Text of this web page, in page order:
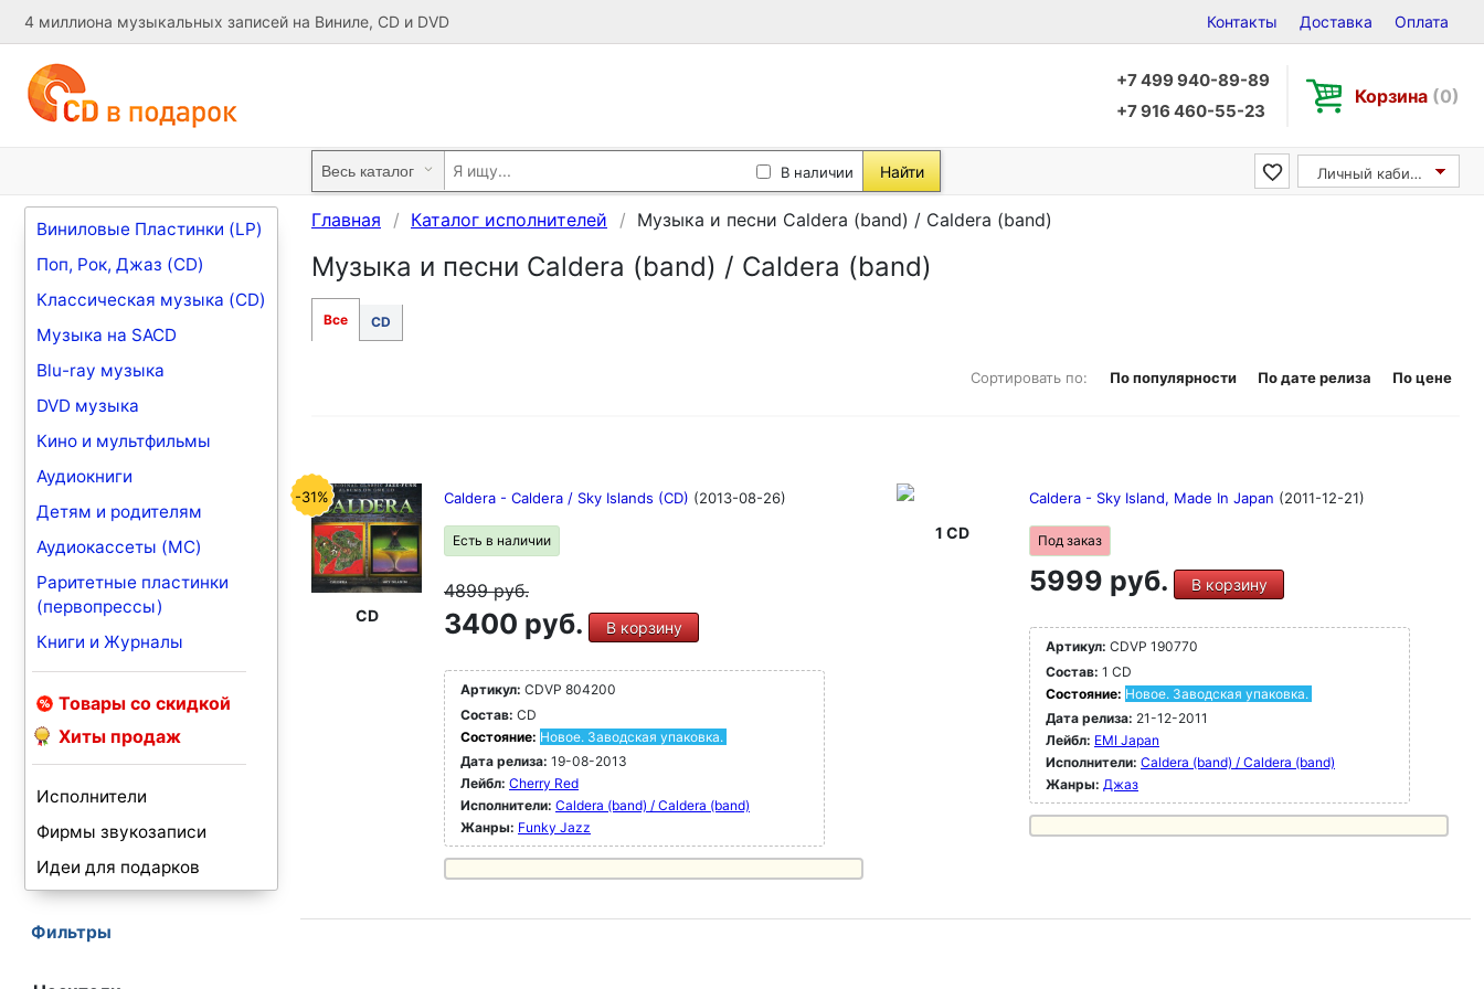
4 миллиона музыкальных записей на Виниле, CD и DVD Контакты Доставка Оплата
+7 499 940-89-89
+7 916 460-55-23
Корзина (0)
В наличии Найти Личный кабинет
Виниловые Пластинки (LP)
Поп, Рок, Джаз (CD)
Классическая музыка (CD)
Музыка на SACD
Blu-ray музыка
DVD музыка
Кино и мультфильмы
Аудиокниги
Детям и родителям
Аудиокассеты (MC)
Раритетные пластинки
(первопрессы)
Книги и Журналы
Товары со скидкой
Хиты продаж
Исполнители
Фирмы звукозаписи
Идеи для подарков
Фильтры
Главная Каталог исполнителей Музыка и песни Caldera (band) / Caldera (band)
Музыка и песни Caldera (band) / Caldera (band)
Все CD
Сортировать по: По популярности По дате релиза По цене
-31%
CD
Caldera - Caldera / Sky Islands (CD) (2013-08-26)
Есть в наличии
4899руб.
3400 руб. В корзину
Артикул: CDVP 804200
Состав: CD
Состояние: Новое. Заводская упаковка.
Дата релиза: 19-08-2013
Лейбл: Cherry Red
Исполнители: Caldera (band) / Caldera (band)
Жанры: Funky Jazz
1 CD
Caldera - Sky Island, Made In Japan (2011-12-21)
Под заказ
5999 руб. В корзину
Артикул: CDVP 190770
Состав: 1 CD
Состояние: Новое. Заводская упаковка.
Дата релиза: 21-12-2011
Лейбл: EMI Japan
Исполнители: Caldera (band) / Caldera (band)
Жанры: Джаз